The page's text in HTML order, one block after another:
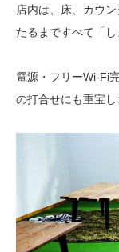
店内は、床、カウ
たるまですべて「し
電源・フリーWi-Fi
の打合せにも重宝し